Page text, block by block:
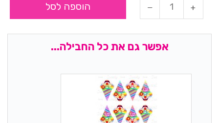
הוספה לסל
אפשר גם את כל החבילה...